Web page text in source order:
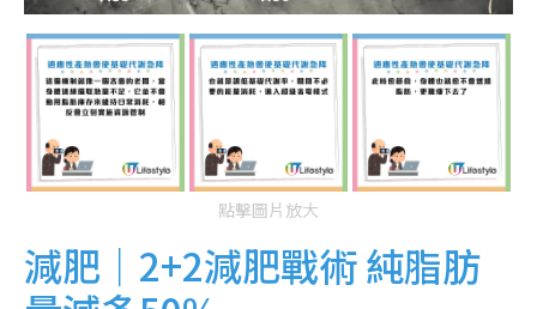
點擊圖片放大
減肥｜2+2減肥戰術 純脂肪